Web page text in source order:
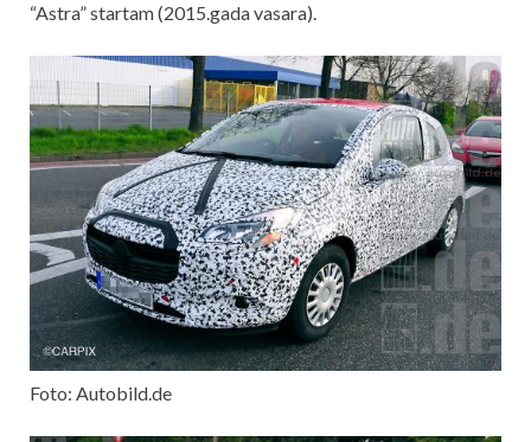
“Astra” startam (2015.gada vasara).
Foto: Autobild.de